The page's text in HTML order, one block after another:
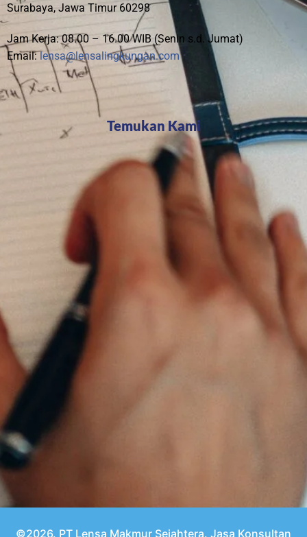
Surabaya, Jawa Timur 60298
Jam Kerja: 08.00 – 16.00 WIB (Senin s.d. Jumat)
Email:lensa@lensalingkungan.com
Temukan Kami
©2026. PT Lensa Makmur Sejahtera. Jasa Konsultan